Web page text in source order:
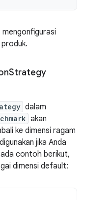
Strategy
dalam
akan
ke dimensi ragam
jika Anda
contoh berikut,
dimensi default: